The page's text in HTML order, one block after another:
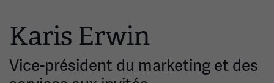
Karis Erwin
Vice-président du marketing et des